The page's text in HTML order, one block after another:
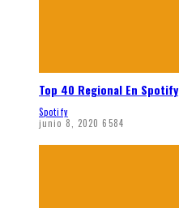
Top 40 Regional En Spotify
Spotify
junio 8, 2020 6584